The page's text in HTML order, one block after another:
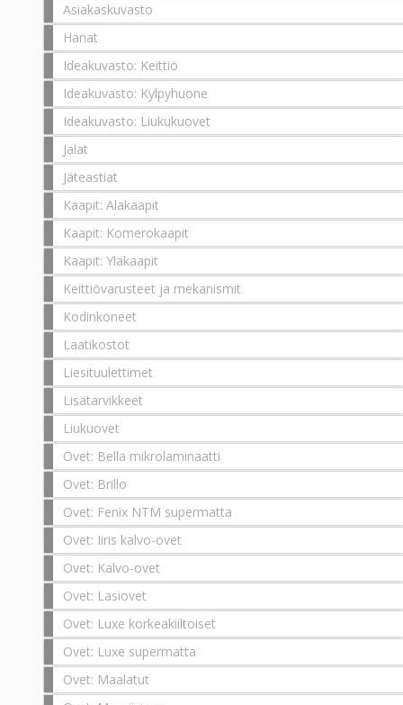
Asiakaskuvasto
Hanat
Ideakuvasto: Keittiö
Ideakuvasto: Kylpyhuone
Ideakuvasto: Liukukuovet
Jalat
Jäteastiat
Kaapit: Alakaapit
Kaapit: Komerokaapit
Kaapit: Yläkaapit
Keittiövarusteet ja mekanismit
Kodinkoneet
Laatikostot
Liesituulettimet
Lisätarvikkeet
Liukuovet
Ovet: Bella mikrolaminaatti
Ovet: Brillo
Ovet: Fenix NTM supermatta
Ovet: Iiris kalvo-ovet
Ovet: Kalvo-ovet
Ovet: Lasiovet
Ovet: Luxe korkeakiiltoiset
Ovet: Luxe supermatta
Ovet: Maalatut